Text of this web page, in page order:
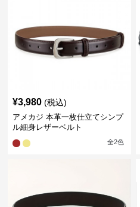
¥3,980 (税込)
アメカジ 本革一枚仕立てシンプ
ル細身レザーベルト
全2色